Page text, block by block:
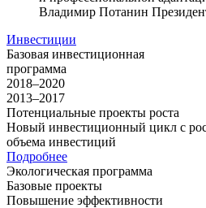
Владимир Потанин
Инвестиции
Базовая инвестиционная
программа
2018–2020
2013–2017
Потенциальные проекты роста
Новый инвестиционный цикл с
объема инвестиций
Подробнее
Экологическая программа
Базовые проекты
Повышение эффективности